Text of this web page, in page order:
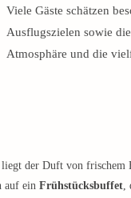
Viele Gäste schätzen
Ausflugszielen sowie
Atmosphäre und die
liegt der Duft von frischem
auf ein Frühstücksbuffet